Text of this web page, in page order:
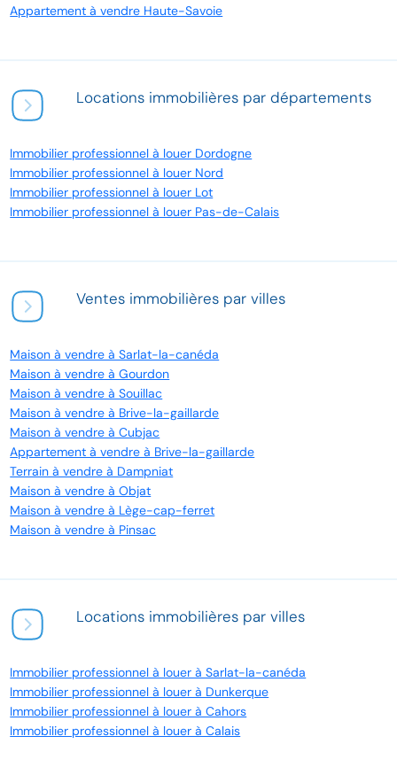
Appartement à vendre Haute-Savoie
Locations immobilières par départements
Immobilier professionnel à louer Dordogne
Immobilier professionnel à louer Nord
Immobilier professionnel à louer Lot
Immobilier professionnel à louer Pas-de-Calais
Ventes immobilières par villes
Maison à vendre à Sarlat-la-canéda
Maison à vendre à Gourdon
Maison à vendre à Souillac
Maison à vendre à Brive-la-gaillarde
Maison à vendre à Cubjac
Appartement à vendre à Brive-la-gaillarde
Terrain à vendre à Dampniat
Maison à vendre à Objat
Maison à vendre à Lège-cap-ferret
Maison à vendre à Pinsac
Locations immobilières par villes
Immobilier professionnel à louer à Sarlat-la-canéda
Immobilier professionnel à louer à Dunkerque
Immobilier professionnel à louer à Cahors
Immobilier professionnel à louer à Calais